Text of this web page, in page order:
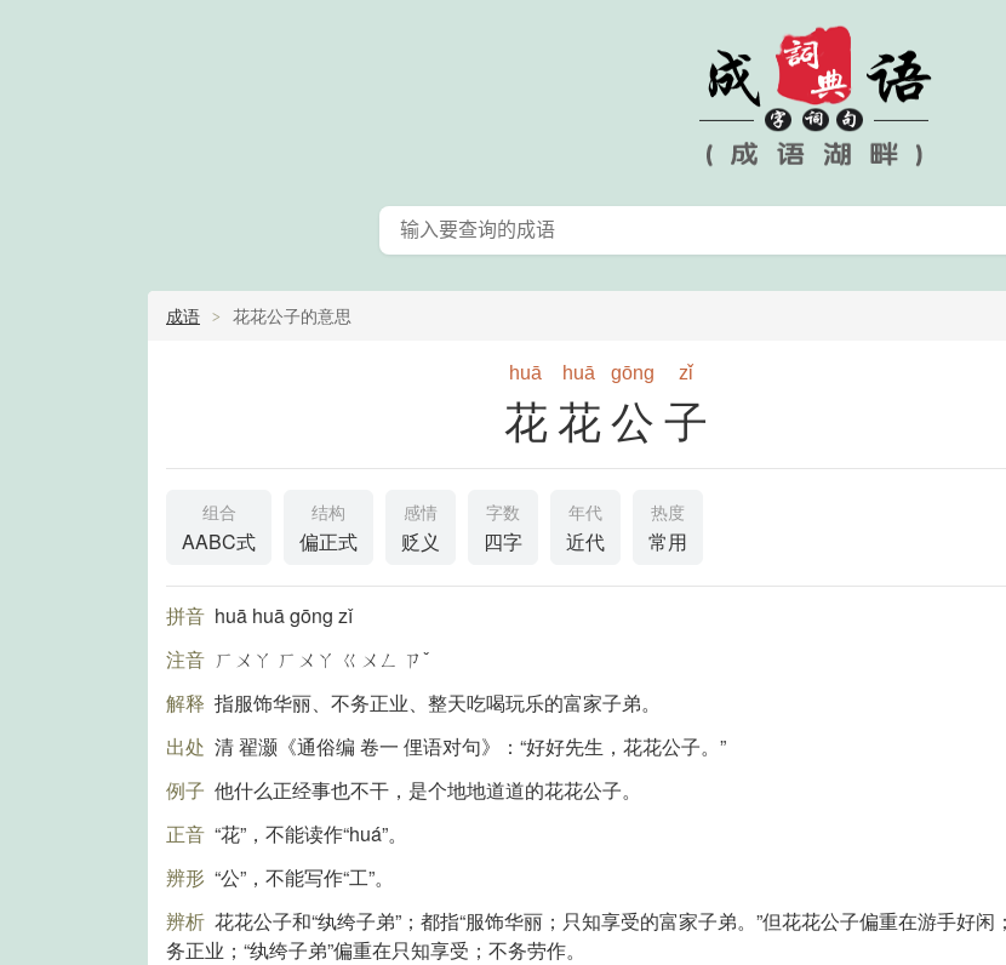
成语 花花公子的意思
huā huā gōng zǐ
花花公子
组合
AABC式
结构
偏正式
感情
贬义
字数
四字
年代
近代
热度
常用
拼音 huā huā gōng zǐ
注音 ㄏㄨㄚ ㄏㄨㄚ ㄍㄨㄥ ㄗˇ
解释 指服饰华丽、不务正业、整天吃喝玩乐的富家子弟。
出处 清 翟灏《通俗编 卷一 俚语对句》：“好好先生，花花公子。”
例子 他什么正经事也不干，是个地地道道的花花公子。
正音 “花”，不能读作“huá”。
辨形 “公”，不能写作“工”。
辨析 花花公子和“纨绔子弟”；都指“服饰华丽；只知享受的富家子弟。”但花花公子偏重在游手好闲
务正业；“纨绔子弟”偏重在只知享受；不务劳作。